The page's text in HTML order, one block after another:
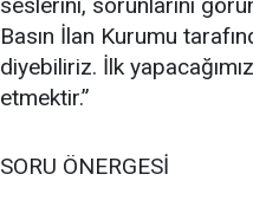
Basın İlan Kurumu
diyebiliriz. İlk
etmektir.”
SORU ÖNERGESİ